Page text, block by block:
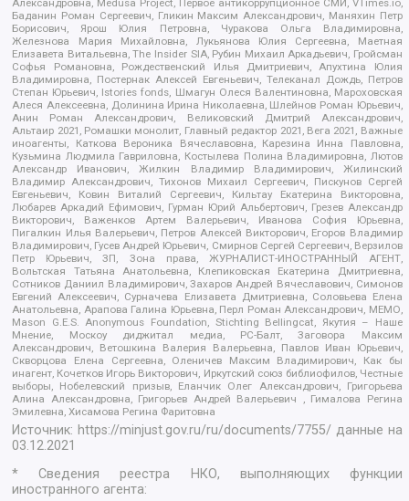
Александровна, Medusa Project, Первое антикоррупционное СМИ, VTimes.io,
Баданин Роман Сергеевич, Гликин Максим Александрович, Маняхин Петр
Борисович, Ярош Юлия Петровна, Чуракова Ольга Владимировна,
Железнова Мария Михайловна, Лукьянова Юлия Сергеевна, Маетная
Елизавета Витальевна, The Insider SIA, Рубин Михаил Аркадьевич, Гройсман
Софья Романовна, Рождественский Илья Дмитриевич, Апухтина Юлия
Владимировна, Постернак Алексей Евгеньевич, Телеканал Дождь, Петров
Степан Юрьевич, Istories fonds, Шмагун Олеся Валентиновна, Мароховская
Алеся Алексеевна, Долинина Ирина Николаевна, Шлейнов Роман Юрьевич,
Анин Роман Александрович, Великовский Дмитрий Александрович,
Альтаир 2021, Ромашки монолит, Главный редактор 2021, Вега 2021, Важные
иноагенты, Каткова Вероника Вячеславовна, Карезина Инна Павловна,
Кузьмина Людмила Гавриловна, Костылева Полина Владимировна, Лютов
Александр Иванович, Жилкин Владимир Владимирович, Жилинский
Владимир Александрович, Тихонов Михаил Сергеевич, Пискунов Сергей
Евгеньевич, Ковин Виталий Сергеевич, Кильтау Екатерина Викторовна,
Любарев Аркадий Ефимович, Гурман Юрий Альбертович, Грезев Александр
Викторович, Важенков Артем Валерьевич, Иванова София Юрьевна,
Пигалкин Илья Валерьевич, Петров Алексей Викторович, Егоров Владимир
Владимирович, Гусев Андрей Юрьевич, Смирнов Сергей Сергеевич, Верзилов
Петр Юрьевич, ЗП, Зона права, ЖУРНАЛИСТ-ИНОСТРАННЫЙ АГЕНТ,
Вольтская Татьяна Анатольевна, Клепиковская Екатерина Дмитриевна,
Сотников Даниил Владимирович, Захаров Андрей Вячеславович, Симонов
Евгений Алексеевич, Сурначева Елизавета Дмитриевна, Соловьева Елена
Анатольевна, Арапова Галина Юрьевна, Перл Роман Александрович, МЕМО,
Mason G.E.S. Anonymous Foundation, Stichting Bellingcat, Якутия – Наше
Мнение, Москоу диджитал медиа, РС-Балт, Заговора Максим
Александрович, Ветошкина Валерия Валерьевна, Павлов Иван Юрьевич,
Скворцова Елена Сергеевна, Оленичев Максим Владимирович, Как бы
инагент, Кочетков Игорь Викторович, Иркутский союз библиофилов, Честные
выборы, Нобелевский призыв, Еланчик Олег Александрович, Григорьева
Алина Александровна, Григорьев Андрей Валерьевич , Гималова Регина
Эмилевна, Хисамова Регина Фаритовна
Источник: https://minjust.gov.ru/ru/documents/7755/ данные на
03.12.2021
* Сведения реестра НКО, выполняющих функции
иностранного агента: